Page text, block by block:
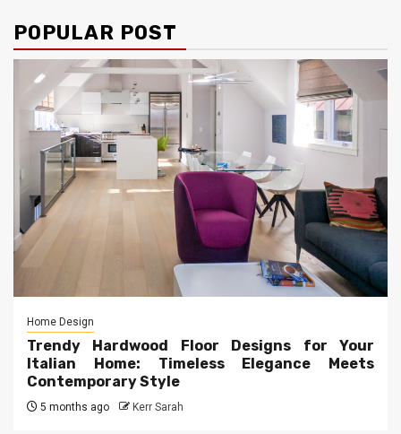
POPULAR POST
Home Design
Trendy Hardwood Floor Designs for Your
Italian Home: Timeless Elegance Meets
Contemporary Style
5 months ago Kerr Sarah